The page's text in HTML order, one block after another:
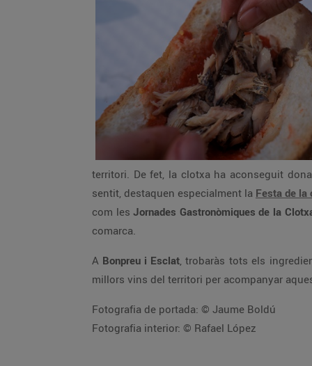
territori. De fet, la clotxa ha aconseguit
sentit, destaquen especialment la Festa de la
com les Jornades Gastronòmiques de la
comarca.
A Bonpreu i Esclat, trobaràs tots els
millors vins del territori per acompanyar
Fotografia de portada: © Jaume Boldú
Fotografia interior: © Rafael López